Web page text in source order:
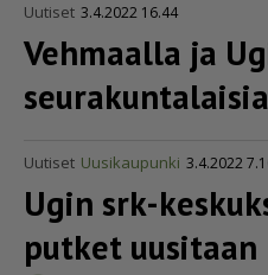
Uutiset 3.4.2022 16.44
Vehmaalla ja
Uutiset Uusikaupunki 3.4.2022
Ugin srk-
putket uusitaan